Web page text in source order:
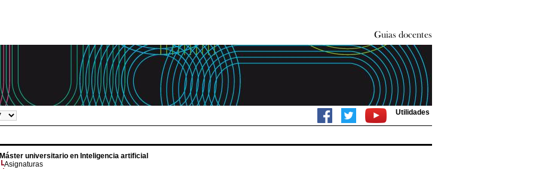
Utilidades
Máster universitario en Inteligencia artificial
Asignaturas